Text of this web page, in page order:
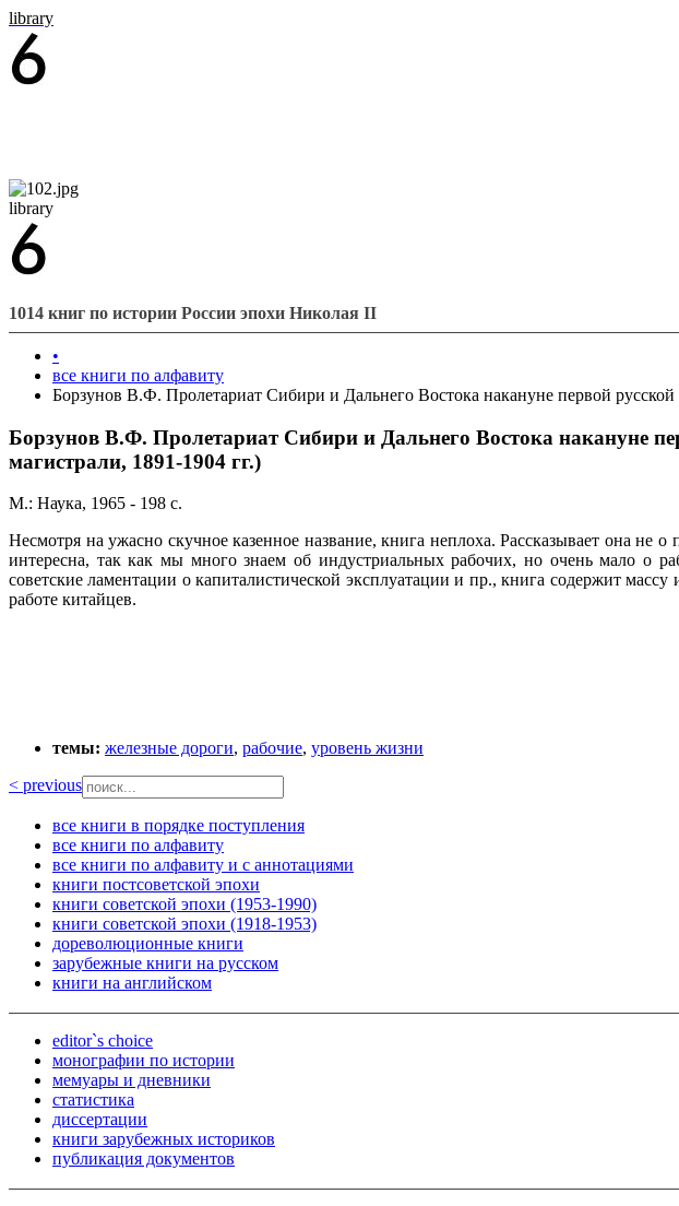
library
library
1014 книг по истории России эпохи Николая II
•
все книги по алфавиту
Борзунов В.Ф. Пролетариат Сибири и Дальнего Востока накануне первой
Борзунов В.Ф. Пролетариат Сибири и Дальнего Востока накануне
магистрали, 1891-1904 гг.)
М.: Наука, 1965 - 198 с.
Несмотря на ужасно скучное казенное название, книга неплоха. Рассказывает она не
интересна, так как мы много знаем об индустриальных рабочих, но очень мало о
советские ламентации о капиталистической эксплуатации и пр., книга содержит
работе китайцев.
темы: железные дороги, рабочие, уровень жизни
< previous
все книги в порядке поступления
все книги по алфавиту
все книги по алфавиту и с аннотациями
книги постсоветской эпохи
книги советской эпохи (1953-1990)
книги советской эпохи (1918-1953)
дореволюционные книги
зарубежные книги на русском
книги на английском
editor`s choice
монографии по истории
мемуары и дневники
статистика
диссертации
книги зарубежных историков
публикация документов